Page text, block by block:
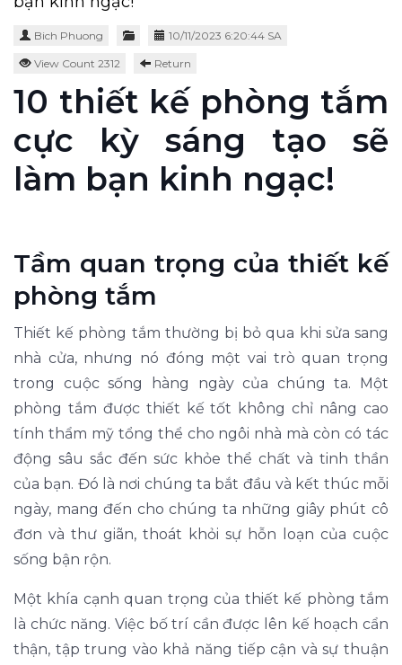
Bich Phuong 10/11/2023 6:20:44 SA
View Count 2312 Return
10 thiết kế phòng tắm
cực kỳ sáng tạo sẽ
làm bạn kinh ngạc!
Tầm quan trọng của thiết kế
phòng tắm
Thiết kế phòng tắm thường bị bỏ qua khi sửa sang
nhà cửa, nhưng nó đóng một vai trò quan trọng
trong cuộc sống hàng ngày của chúng ta. Một
phòng tắm được thiết kế tốt không chỉ nâng cao
tính thẩm mỹ tổng thể cho ngôi nhà mà còn có tác
động sâu sắc đến sức khỏe thể chất và tinh thần
của bạn. Đó là nơi chúng ta bắt đầu và kết thúc mỗi
ngày, mang đến cho chúng ta những giây phút cô
đơn và thư giãn, thoát khỏi sự hỗn loạn của cuộc
sống bận rộn.
Một khía cạnh quan trọng của thiết kế phòng tắm
là chức năng. Việc bố trí cần được lên kế hoạch cẩn
thận, tập trung vào khả năng tiếp cận và sự thuận